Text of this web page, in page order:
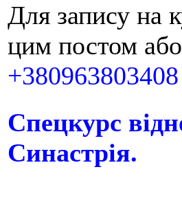
Для запису на
цим постом
+380963803408
Спецкурс
Синастрія.